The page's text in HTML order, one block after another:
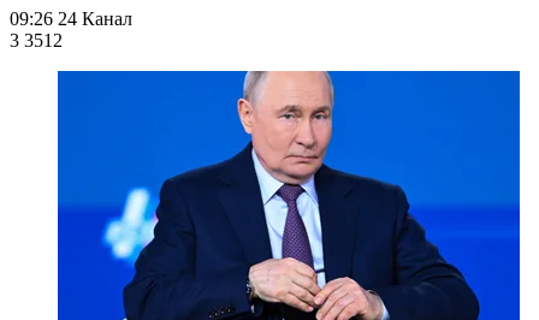
09:26 24 Канал
3 351 2